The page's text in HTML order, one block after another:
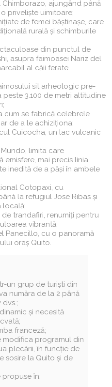
Chimborazo, ajungând până
priveliște uimitoare;
de femei băștinașe, care
rurală și schimburile
din punctul de
asupra faimoasei Nariz del
al căii ferate
sit arheologic pre-
3.100 de metri altitudine
cum se fabrică celebrele
de a le achiziționa;
Cuicocha, un lac vulcanic
limita care
emisfere, mai precis linia
inedită de a păși în ambele
Cotopaxi, cu
la refugiul Jose Ribas și
locală;
trandafiri, renumiți pentru
vibrantă;
Panecillo, cu o panoramă
oraș Quito.
un grup de turiști din
număra de la 2 până
dvs.;
și necesită
franceză;
programul din
plecării, în funcție de
sosire la Quito și de
în: